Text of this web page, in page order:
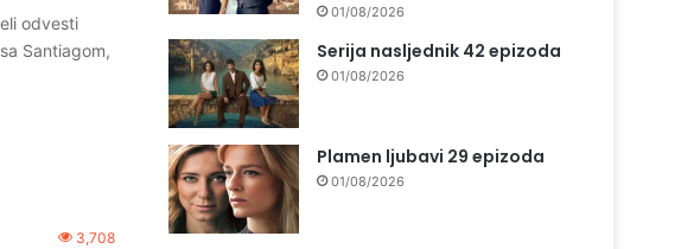
odvesti
Santiagom,
3,708
01/08/2026
Serija nasljednik 42 epizoda
01/08/2026
Plamen ljubavi 29 epizoda
01/08/2026